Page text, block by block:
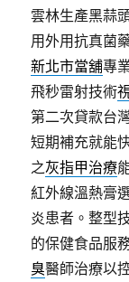
雲林生產黑蒜
用外用抗真菌
新北市當舖專
飛秒雷射技術
第二次貸款台
短期補充就能
之灰指甲治療
紅外線溫熱膏
炎患者。整型
的保健食品服
臭醫師治療以